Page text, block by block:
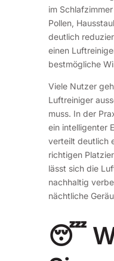
im
Pollen,
deutlich
einen
bestmögliche
Viele Nutzer
Luftreiniger
muss. In der
ein intelligenter
verteilt deutlich
richtigen
lässt sich die
nachhaltig
nächtliche
😴